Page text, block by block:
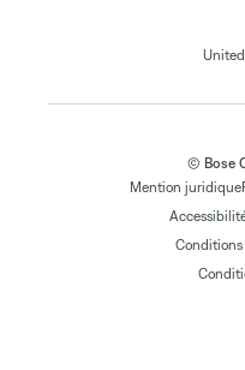
© Bose
Mention juridique
Conditions